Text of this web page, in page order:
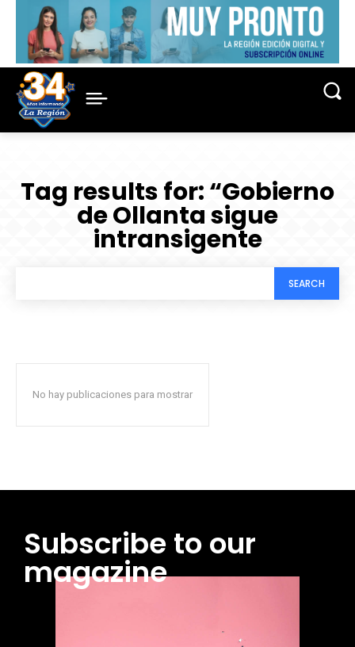
Tag results for:“Gobierno
de Ollanta sigue
intransigente
SEARCH
No hay publicaciones para mostrar
Subscribe to our
magazine